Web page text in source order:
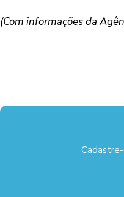
(Com informações da